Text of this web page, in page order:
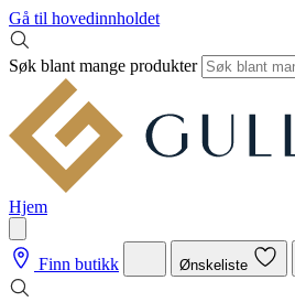
Gå til hovedinnholdet
Søk blant mange produkter
Hjem
Finn butikk Ønskeliste